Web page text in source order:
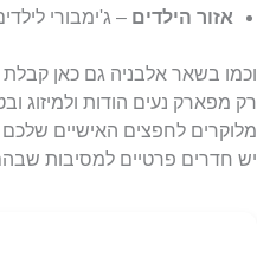
אזור הילדים – ג'ימבורי לילדים מגיל
וכמו בשאר אלבניה גם כאן
רק מפארק נעים הודות ולמיזוג
מלוקרים לחפצים האישיים
יש חדרים פרטיים למסיבות שבהם